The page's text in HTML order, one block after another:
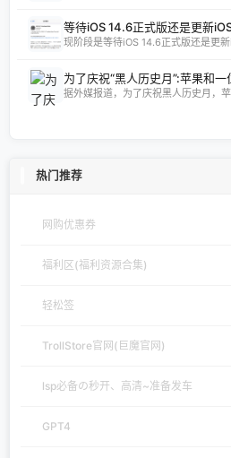
现阶段是等待iOS 14.6正式版还是更
据外媒报道，为了庆祝黑人历史月，
热门推荐
网购优惠券
福利区(福利资源合集)
轻松签
TrollStore官网(巨魔官网)
lsp必备の秒开、高清~准备发车
GPT4